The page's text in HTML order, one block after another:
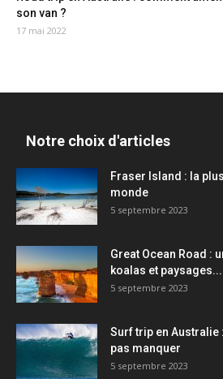
son van ?
17 mai 2022
Notre choix d'articles
Fraser Island : la
monde
5 septembre 2023
Great Ocean Road :
koalas et paysages...
5 septembre 2023
Surf trip en Australie
pas manquer
5 septembre 2023